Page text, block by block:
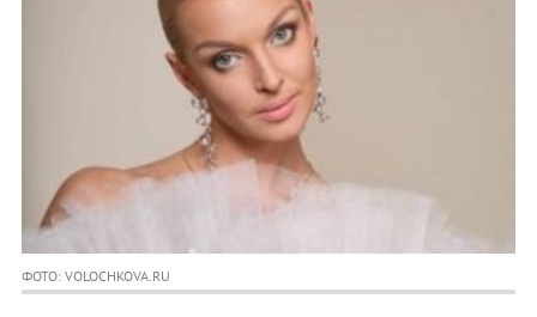
ФОТО: VOLOCHKOVA.RU